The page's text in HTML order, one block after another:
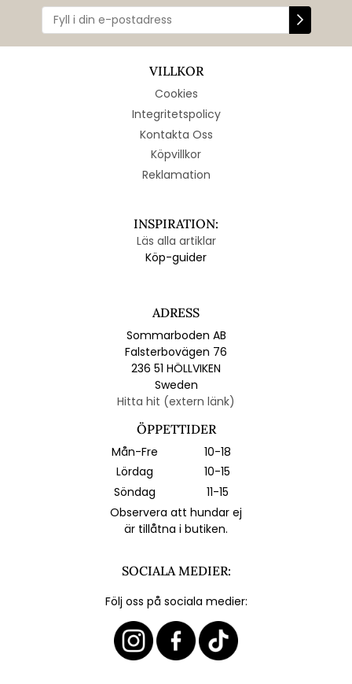
VILLKOR
Cookies
Integritetspolicy
Kontakta Oss
Köpvillkor
Reklamation
INSPIRATION:
Läs alla artiklar
Köp-guider
ADRESS
Sommarboden AB
Falsterbovägen 76
236 51 HÖLLVIKEN
Sweden
Hitta hit (extern länk)
ÖPPETTIDER
Mån-Fre
10-18
Lördag
10-15
Söndag
11-15
Observera att hundar ej
är tillåtna i butiken.
SOCIALA MEDIER:
Följ oss på sociala medier: